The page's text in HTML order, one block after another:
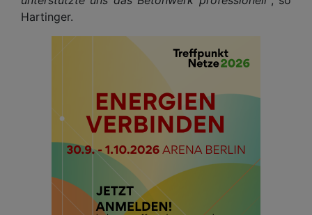
Hartinger.